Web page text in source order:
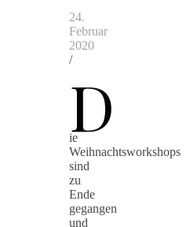
24.
Februar
2020
/
D
ie
Weihnachtsworkshops
sind
zu
Ende
gegangen
und